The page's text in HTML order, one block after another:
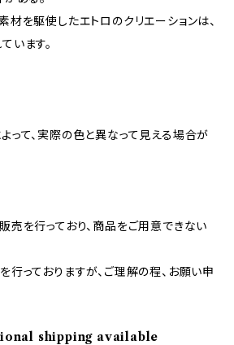
材を駆使したエトロのクリエーションは、
います。
って、実際の色と異なって見える場合が
売を行っており、商品をご用意できない
行っておりますが、ご理解の程、お願い申
shipping available